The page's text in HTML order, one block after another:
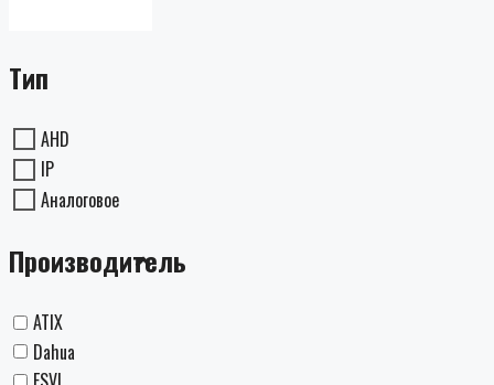
Тип
AHD
IP
Аналоговое
Производитель
ATIX
Dahua